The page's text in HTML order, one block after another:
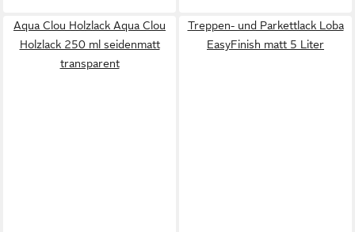
Aqua Clou Holzlack Aqua Clou
Holzlack 250 ml seidenmatt
transparent
Treppen- und Parkettlack Loba
EasyFinish matt 5 Liter